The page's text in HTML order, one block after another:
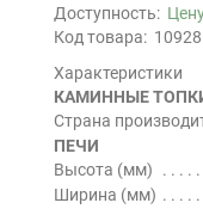
Доступность:
Код товара: 10928
Характеристики
КАМИННЫЕ
Страна
ПЕЧИ
Высота (мм)
Ширина (мм)